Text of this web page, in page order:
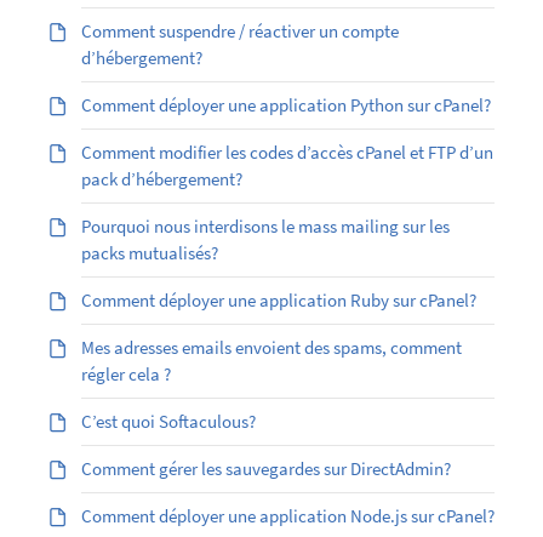
Comment suspendre / réactiver un compte
d’hébergement?
Comment déployer une application Python sur cPanel?
Comment modifier les codes d’accès cPanel et FTP d’un
pack d’hébergement?
Pourquoi nous interdisons le mass mailing sur les
packs mutualisés?
Comment déployer une application Ruby sur cPanel?
Mes adresses emails envoient des spams, comment
régler cela ?
C’est quoi Softaculous?
Comment gérer les sauvegardes sur DirectAdmin?
Comment déployer une application Node.js sur cPanel?